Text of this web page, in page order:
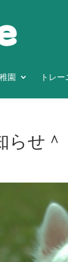
園 トレ
らせ